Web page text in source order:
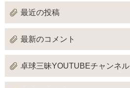
最近の投稿
最新のコメント
卓球三昧YOUTUBEチャンネル